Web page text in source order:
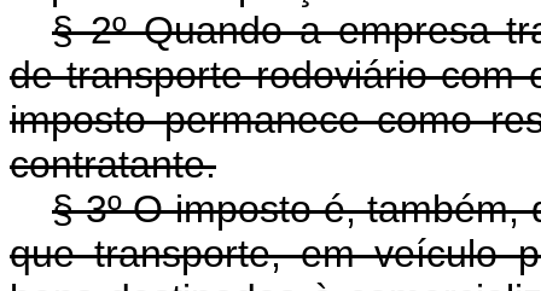
§ 2º Quando a empresa
de transporte rodoviário com
imposto permanece como
contratante.
§ 3º O imposto é,
que transporte, em veículo